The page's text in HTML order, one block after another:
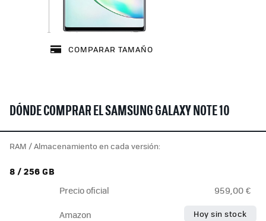
COMPARAR TAMAÑO
DÓNDE COMPRAR EL SAMSUNG GALAXY NOTE 10
RAM / Almacenamiento en cada versión:
8 / 256 GB
Precio oficial 959,00 €
Amazon Hoy sin stock